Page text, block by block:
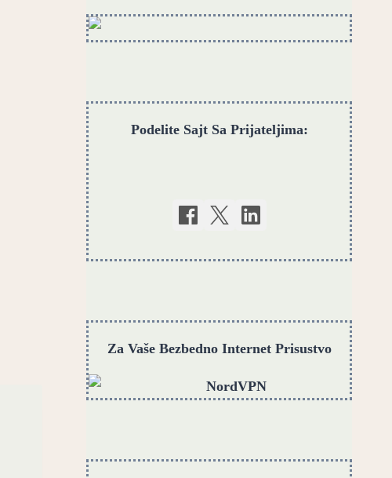
Podelite Sajt Sa Prijateljima:
Za Vaše Bezbedno Internet Prisustvo